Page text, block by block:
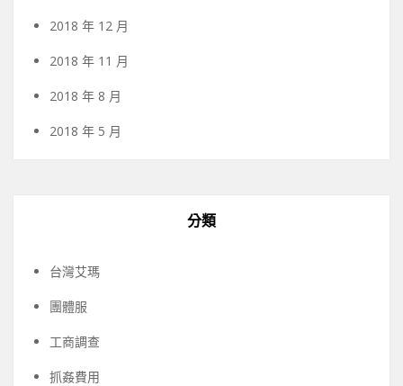
2018 年 12 月
2018 年 11 月
2018 年 8 月
2018 年 5 月
分類
台灣艾瑪
團體服
工商調查
抓姦費用